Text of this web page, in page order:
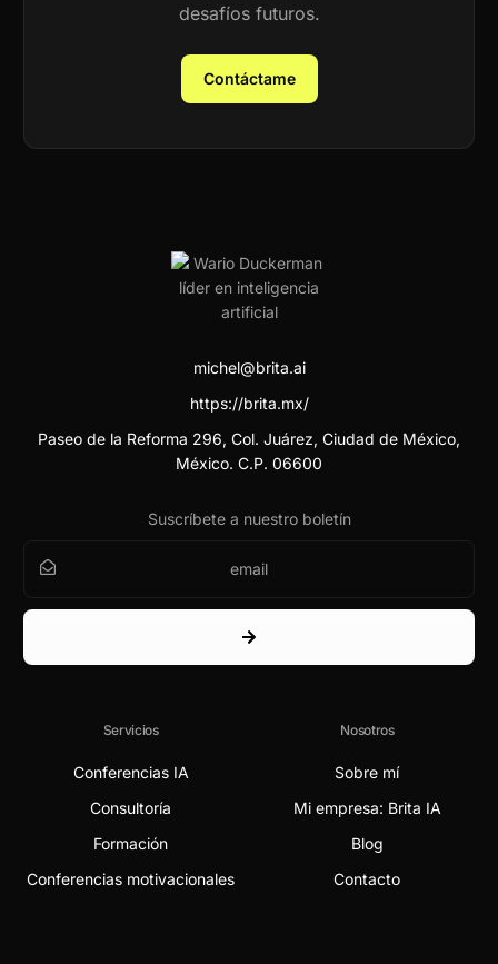
desafíos futuros.
Contáctame
michel@brita.ai
https://brita.mx/
Paseo de la Reforma 296, Col. Juárez, Ciudad de México,
México. C.P. 06600
Suscríbete a nuestro boletín
Servicios
Conferencias IA
Consultoría
Formación
Conferencias motivacionales
Nosotros
Sobre mí
Mi empresa: Brita IA
Blog
Contacto